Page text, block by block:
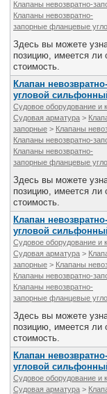
Клапаны невозвратно-
Клапаны невозвратно-
запорные фланцевые
Здесь вы можете
позицию, имеется ли
стоимость.
Клапан
угловой
Судовое оборудование и
Судовая арматура >
запорные > Клапаны
Клапаны невозвратно-
Клапаны невозвратно-
запорные фланцевые
Здесь вы можете
позицию, имеется ли
стоимость.
Клапан
угловой
Судовое оборудование и
Судовая арматура >
запорные > Клапаны
Клапаны невозвратно-
Клапаны невозвратно-
запорные фланцевые
Здесь вы можете
позицию, имеется ли
стоимость.
Клапан
угловой
Судовое оборудование и
Судовая арматура >